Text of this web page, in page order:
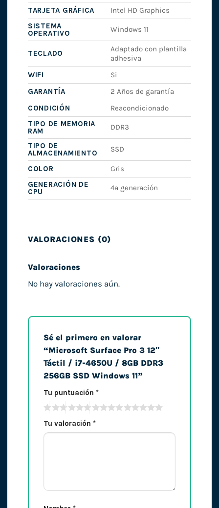
TARJETA GRÁFICA
Intel HD Graphics
SISTEMA
OPERATIVO
Windows 11
TECLADO
Adaptado con plantilla
adhesiva
WIFI
Si
GARANTÍA
2 Años de garantía
CONDICIÓN
Reacondicionado
TIPO DE MEMORIA
RAM
DDR3
TIPO DE
ALMACENAMIENTO
SSD
COLOR
Gris
GENERACIÓN DE
CPU
4ª generación
VALORACIONES (0)
Valoraciones
No hay valoraciones aún.
Sé el primero en valorar
“Microsoft Surface Pro 3 12″
Táctil / i7-4650U / 8GB DDR3
256GB SSD Windows 11”
Tu puntuación *
Tu valoración *